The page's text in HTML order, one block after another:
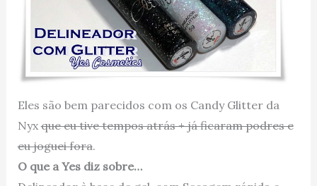
Eles são bem parecidos com os Candy Glitter da
Nyxque eu tive tempos atrás + já ficaram podres e
eu joguei fora.
O que a Yes diz sobre…